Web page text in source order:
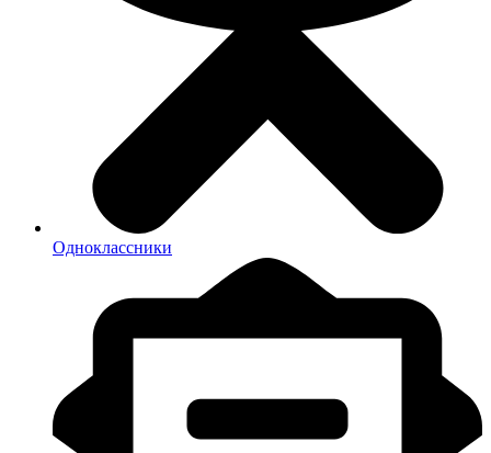
Одноклассники